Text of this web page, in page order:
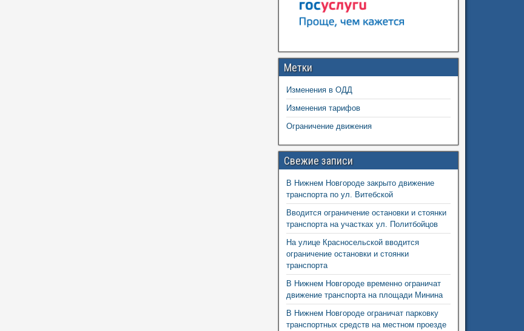
Метки
Изменения в ОДД
Изменения тарифов
Ограничение движения
Свежие записи
В Нижнем Новгороде закрыто движение
транспорта по ул. Витебской
Вводится ограничение остановки и стоянки
транспорта на участках ул. Политбойцов
На улице Красносельской вводится
ограничение остановки и стоянки
транспорта
В Нижнем Новгороде временно ограничат
движение транспорта на площади Минина
В Нижнем Новгороде ограничат парковку
транспортных средств на местном проезде